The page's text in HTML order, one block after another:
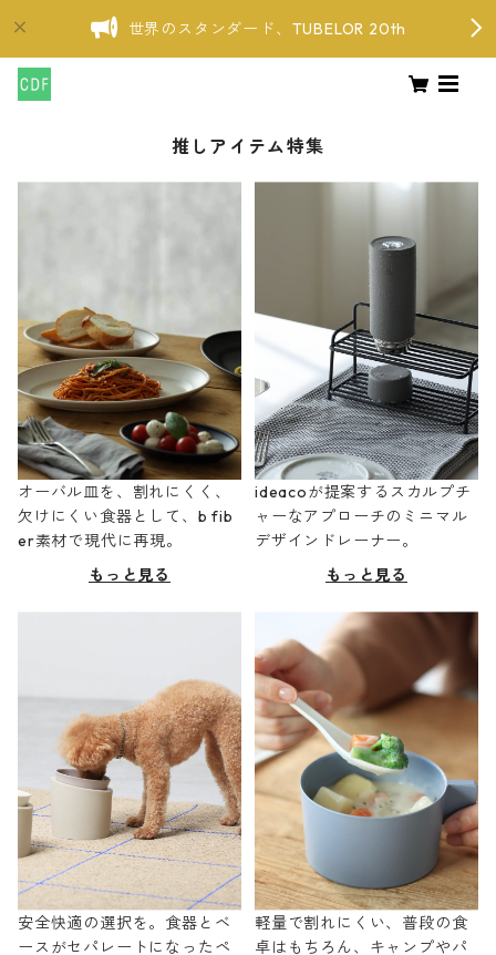
世界のスタンダード、TUBELOR 20th
推しアイテム特集
オーバル皿を、割れにくく、
欠けにくい食器として、b fib
er素材で現代に再現。
もっと見る
ideacoが提案するスカルプチ
ャーなアプローチのミニマル
デザインドレーナー。
もっと見る
安全快適の選択を。食器とベ
ースがセパレートになったペ
軽量で割れにくい、普段の食
卓はもちろん、キャンプやパ